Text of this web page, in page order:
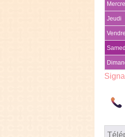
Jeudi